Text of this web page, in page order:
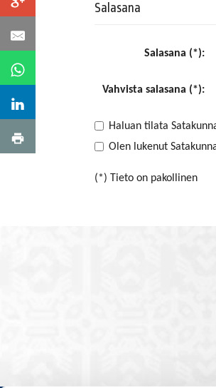
Salasana
Salasana (*):
Vahvista salasana (*):
Haluan tilata
Olen lukenut
(*) Tieto on pakollinen